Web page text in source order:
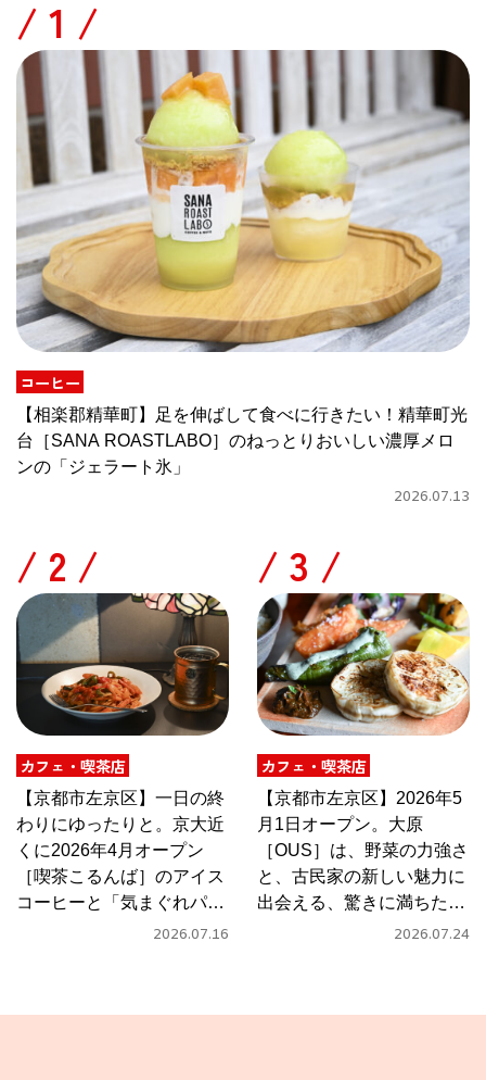
/
コーヒー
【相楽郡精華町】足を伸ばして食べに行きたい！精華町光
台［SANA ROASTLABO］のねっとりおいしい濃厚メロ
ンの「ジェラート氷」
2026.07.13
/
カフェ・喫茶店
【京都市左京区】一日の終
わりにゆったりと。京大近
くに2026年4月オープン
［喫茶こるんば］のアイス
コーヒーと「気まぐれパス
2026.07.16
/
カフェ・喫茶店
【京都市左京区】2026年5
月1日オープン。大原
［OUS］は、野菜の力強さ
と、古民家の新しい魅力に
出会える、驚きに満ちたカ
2026.07.24